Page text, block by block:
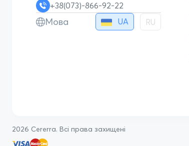
+38(073)-866-92-22
Мова UA RU
2026 Cererra. Всі права захищені